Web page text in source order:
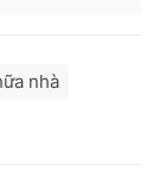
nhà